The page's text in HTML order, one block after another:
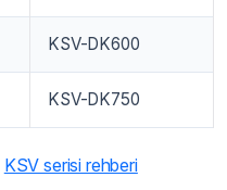
KSV-DK600
KSV-DK750
KSV serisi rehberi